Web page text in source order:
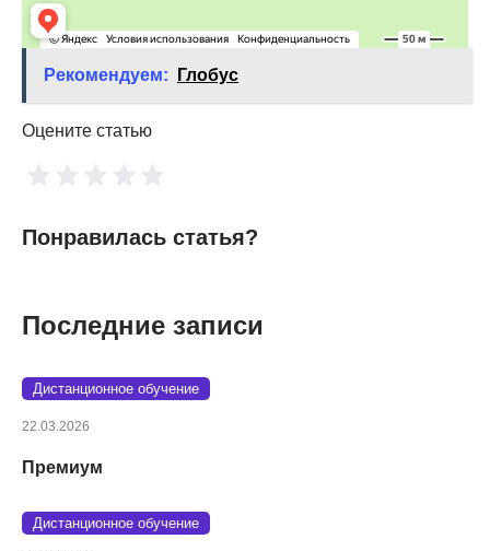
Рекомендуем: Глобус
Оцените статью
Понравилась статья?
Последние записи
Дистанционное обучение
22.03.2026
Премиум
Дистанционное обучение